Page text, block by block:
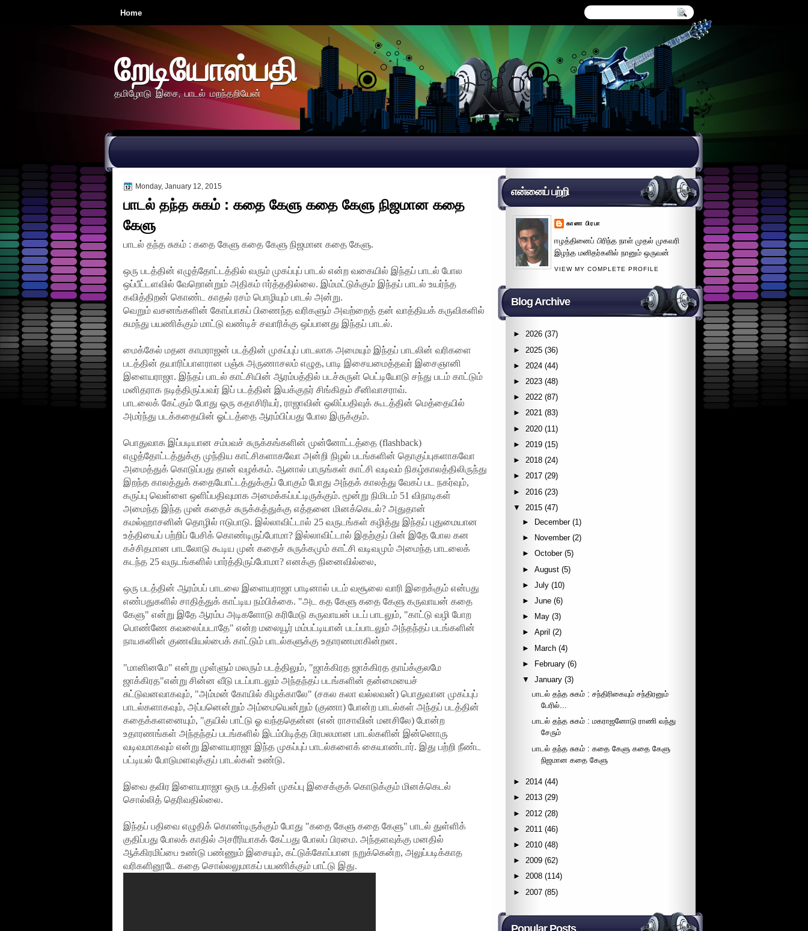
Home
றேடியோஸ்பதி
தமிழோடு இசை, பாடல் மறந்தறியேன்
Monday, January 12, 2015
பாடல் தந்த சுகம் : கதை கேளு கதை கேளு நிஜமான கதை
கேளு
பாடல் தந்த சுகம் : கதை கேளு கதை கேளு நிஜமான கதை கேளு.
ஒரு படத்தின் எழுத்தோட்டத்தில் வரும் முகப்புப் பாடல் என்ற வகையில் இந்தப் பாடல் போல
ஒப்பீட்டளவில் வேறொன்றும் அதிகம் ஈர்த்ததில்லை. இம்மட்டுக்கும் இந்தப் பாடல் உயர்ந்த
கவித்திறன் கொண்ட காதல் ரசம் பொழியும் பாடல் அன்று.
வெறும் வசனங்களின் கோப்பாகப் பிணைந்த வரிகளும் அவற்றைத் தன் வாத்தியக் கருவிகளில்
சுமந்து பயணிக்கும் மாட்டு வண்டிச் சவாரிக்கு ஒப்பானது இந்தப் பாடல்.
மைக்கேல் மதன காமராஜன் படத்தின் முகப்புப் பாடலாக அமையும் இந்தப் பாடலின் வரிகளை
படத்தின் தயாரிப்பாளரான பஞ்சு அருணாசலம் எழுத, பாடி இசையமைத்தவர் இசைஞானி
இளையராஜா. இந்தப் பாடல் காட்சியின் ஆரம்பத்தில் படச்சுருள் பெட்டியோடு சந்து படம் காட்டும்
மனிதராக நடித்திருப்பவர் இப் படத்தின் இயக்குநர் சிங்கிதம் சீனிவாசராவ்.
பாடலைக் கேட்கும் போது ஒரு கதாசிரியர், ராஜாவின் ஒலிப்பதிவுக் கூடத்தின் மெத்தையில்
அமர்ந்து படக்கதையின் ஓட்டத்தை ஆரம்பிப்பது போல இருக்கும்.
பொதுவாக இப்படியான சம்பவச் சுருக்கங்களின் முன்னோட்டத்தை (flashback)
எழுத்தோட்டத்துக்கு முந்திய காட்சிகளாகவோ அன்றி நிழல் படங்களின் தொகுப்புகளாகவோ
அமைத்துக் கொடுப்பது தான் வழக்கம். ஆனால் பாருங்கள் காட்சி வடிவம் நிகழ்காலத்திலிருந்து
இறந்த காலத்துக் கதையோட்டத்துக்குப் போகும் போது அந்தக் காலத்து வேகப் பட நகர்வும்,
கருப்பு வெள்ளை ஒளிப்பதிவுமாக அமைக்கப்பட்டிருக்கும். மூன்று நிமிடம் 51 விநாடிகள்
அமைந்த இந்த முன் கதைச் சுருக்கத்துக்கு எத்தனை மினக்கெடல்? அதுதான்
கமல்ஹாசனின் தொழில் ஈடுபாடு. இல்லாவிட்டால் 25 வருடங்கள் கழித்து இந்தப் புதுமையான
உத்தியைப் பற்றிப் பேசிக் கொண்டிருப்போமா? இல்லாவிட்டால் இதற்குப் பின் இதே போல கன
கச்சிதமான பாடலோடு கூடிய முன் கதைச் சுருக்கமும் காட்சி வடிவமும் அமைந்த பாடலைக்
கடந்த 25 வருடங்களில் பார்த்திருப்போமா? எனக்கு நினைவில்லை,
ஒரு படத்தின் ஆரம்பப் பாடலை இளையராஜா பாடினால் படம் வசூலை வாரி இறைக்கும் என்பது
எண்பதுகளில் சாதித்துக் காட்டிய நம்பிக்கை. "அட கத கேளு கதை கேளு கருவாயன் கதை
கேளு" என்று இதே ஆரம்ப அடிகளோடு கரிமேடு கருவாயன் படப் பாடலும், "காட்டு வழி போற
பொண்ணே கவலைப்படாதே" என்ற மலையூர் மம்பட்டியான் படப்பாடலும் அந்தந்தப் படங்களின்
நாயகனின் குணவியல்பைக் காட்டும் பாடல்களுக்கு உதாரணமாகின்றன.
"மானினமே" என்று முள்ளும் மலரும் படத்திலும், "ஜாக்கிரத ஜாக்கிரத தாய்க்குலமே
ஜாக்கிரத"என்று சின்ன வீடு படப்பாடலும் அந்தந்தப் படங்களின் தன்மையைச்
சுட்டுவனவாகவும், "அம்மன் கோயில் கிழக்காலே" (சகல கலா வல்லவன்) பொதுவான முகப்புப்
பாடல்களாகவும், அப்பனென்றும் அம்மையென்றும் (குணா) போன்ற பாடல்கள் அந்தப் படத்தின்
கதைக்களனையும், "குயில் பாட்டு ஓ வந்ததென்ன (என் ராசாவின் மனசிலே) போன்ற
உதாரணங்கள் அந்தந்தப் படங்களில் இடம்பிடித்த பிரபலமான பாடல்களின் இன்னொரு
வடிவமாகவும் என்று இளையராஜா இந்த முகப்புப் பாடல்களைக் கையாண்டார். இது பற்றி நீண்ட
பட்டியல் போடுமளவுக்குப் பாடல்கள் உண்டு.
இவை தவிர இளையராஜா ஒரு படத்தின் முகப்பு இசைக்குக் கொடுக்கும் மினக்கெடல்
சொல்லித் தெரிவதில்லை.
இந்தப் பதிவை எழுதிக் கொண்டிருக்கும் போது "கதை கேளு கதை கேளு" பாடல் துள்ளிக்
குதிப்பது போலக் காதில் அசரீரியாகக் கேட்பது போலப் பிரமை. அந்தளவுக்கு மனதில்
ஆக்கிரமிப்பை உண்டு பண்ணும் இசையும், கட்டுக்கோப்பான நறுக்கென்ற, அலுப்படிக்காத
வரிகளினூடே கதை சொல்லலுமாகப் பயணிக்கும் பாட்டு இது.
என்னைப் பற்றி
கானா பிரபா
ஈழத்தினைப் பிரிந்த நாள் முதல் முகவரி
இழந்த மனிதர்களில் நானும் ஒருவன்
VIEW MY COMPLETE PROFILE
Blog Archive
► 2026 (37)
► 2025 (36)
► 2024 (44)
► 2023 (48)
► 2022 (87)
► 2021 (83)
► 2020 (11)
► 2019 (15)
► 2018 (24)
► 2017 (29)
► 2016 (23)
▼
2015 (47)
►
December (1)
►
November (2)
►October (5)
►August (5)
►July (10)
►June (6)
►
May (3)
►April (2)
► March (4)
► February (6)
▼
January (3)
பாடல் தந்த சுகம் : சந்திரிகையும் சந்திரனும்
பேரில்...
பாடல் தந்த சுகம் : மகராஜனோடு ராணி வந்து
சேரும்
பாடல் தந்த சுகம் : கதை கேளு கதை கேளு
நிஜமான கதை கேளு
► 2014 (44)
► 2013 (29)
► 2012 (28)
► 2011 (46)
► 2010 (48)
► 2009 (62)
► 2008 (114)
► 2007 (85)
Popular Posts